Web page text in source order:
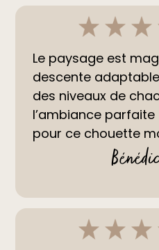
Le paysage est
descente
des niveaux de
l’ambiance parfaite
pour ce chouette